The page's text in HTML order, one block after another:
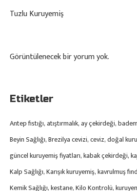
Tuzlu Kuruyemiş
Görüntülenecek bir yorum yok.
Etiketler
Antep fıstığı atıştırmalık ay çekirdeği badem
Beyin Sağlığı Brezilya cevizi ceviz doğal
güncel kuruyemiş fiyatları kabak çekirdeği
Kalp Sağlığı Karışık kuruyemiş kavrulmuş
Kemik Sağlığı kestane Kilo Kontrolü